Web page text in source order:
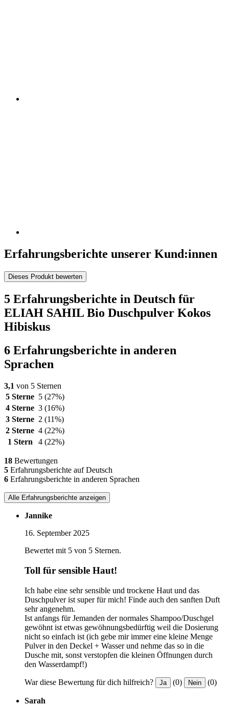
Erfahrungsberichte unserer Kund:innen
Dieses Produkt bewerten
5 Erfahrungsberichte in Deutsch für
ELIAH SAHIL Bio Duschpulver Kokos
Hibiskus
6 Erfahrungsberichte in anderen
Sprachen
3,1 von 5 Sternen
5 Sterne 5 (27%)
4 Sterne 3 (16%)
3 Sterne 2 (11%)
2 Sterne 4 (22%)
1 Stern
4 (22%)
18 Bewertungen
5 Erfahrungsberichte auf Deutsch
6 Erfahrungsberichte in anderen Sprachen
Alle Erfahrungsberichte anzeigen
Jannike
16. September 2025
Bewertet mit 5 von 5 Sternen.
Toll für sensible Haut!
Ich habe eine sehr sensible und trockene Haut und das
Duschpulver ist super für mich! Finde auch den sanften Duft
sehr angenehm.
Ist anfangs für Jemanden der normales Shampoo/Duschgel
gewöhnt ist etwas gewöhnungsbedürftig weil die Dosierung
nicht so einfach ist (ich gebe mir immer eine kleine Menge
Pulver in den Deckel + Wasser und nehme das so in die
Dusche mit, sonst verstopfen die kleinen Öffnungen durch
den Wasserdampf!)
War diese Bewertung für dich hilfreich? Ja (0) Nein (0)
Sarah